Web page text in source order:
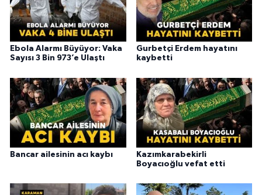
Ebola Alarmı Büyüyor: Vaka
Sayısı 3 Bin 973’e Ulaştı
Gurbetçi Erdem hayatını
kaybetti
Bancar ailesinin acı kaybı
Kazımkarabekirli
Boyacıoğlu vefat etti